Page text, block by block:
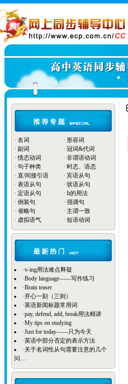
· 名词 · 形容词
· 副词 · 冠词&代词
·情态动词 · 非谓语动词
· 句子种类 · 时态、语态
· 直/间接引语 · 宾语从句
· 表语从句 · 状语从句
· 定语从句 · It的用法
· 倒装句 · 强调句
· 省略句 · 主谓一致
· 虚拟语气 · 短语动词
·v-ing用法难点释疑
·Body language——写作练习
·Brain teaser
·开心一刻（三则）
·英语新闻标题常用词
·pay, defend, add, break用法精讲
·My tips on studying
·Just for today——只为今天
·英语中部分否定的表示方法
·关于名词性从句需要注意的几个
问…